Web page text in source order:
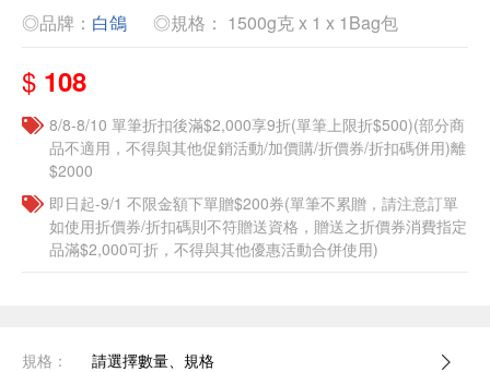
◎品牌： 白鴿 ◎規格： 1500g克 x 1 x 1Bag包
$ 108
8/8-8/10 單筆折扣後滿$2,000享9折(單筆上限折$500)(部分商
品不適用，不得與其他促銷活動/加價購/折價券/折扣碼併用)離
$2000
即日起-9/1 不限金額下單贈$200券(單筆不累贈，請注意訂單
如使用折價券/折扣碼則不符贈送資格，贈送之折價券消費指定
品滿$2,000可折，不得與其他優惠活動合併使用)
規格： 請選擇數量、規格